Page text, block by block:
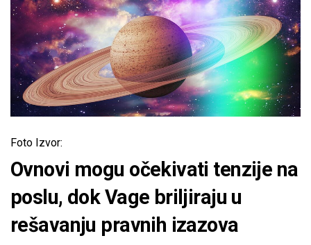
Foto Izvor:
Ovnovi mogu očekivati tenzije na
poslu, dok Vage briljiraju u
rešavanju pravnih izazova